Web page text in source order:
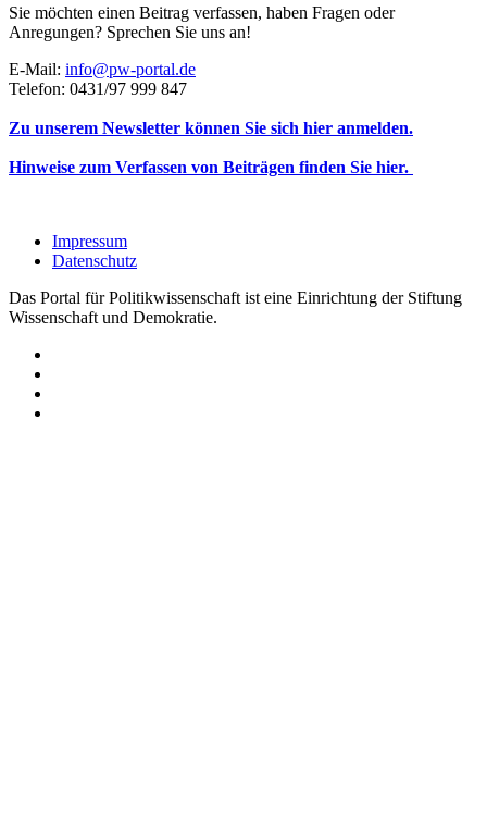
Sie möchten einen Beitrag verfassen, haben Fragen oder
Anregungen? Sprechen Sie uns an!
E-Mail: info@pw-portal.de
Telefon: 0431/97 999 847
Zu unserem Newsletter können Sie sich hier anmelden.
Hinweise zum Verfassen von Beiträgen finden Sie hier.
Impressum
Datenschutz
Das Portal für Politikwissenschaft ist eine Einrichtung der Stiftung
Wissenschaft und Demokratie.